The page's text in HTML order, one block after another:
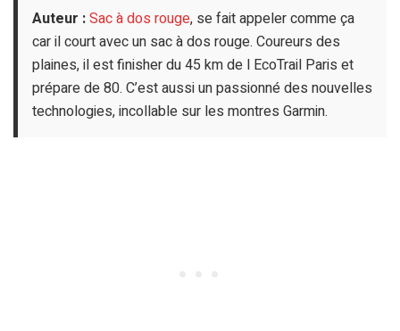
Auteur :Sac à dos rouge, se fait appeler comme ça
car il court avec un sac à dos rouge. Coureurs des
plaines, il est finisher du 45 km de l EcoTrail Paris et
prépare de 80. C’est aussi un passionné des nouvelles
technologies, incollable sur les montres Garmin.